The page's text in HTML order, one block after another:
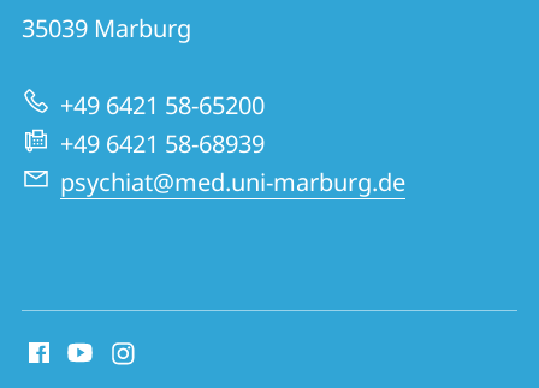
Informationen
zur
Website
für
Psychiatrie
und
Psychotherapie
35039 Marburg
+49 6421 58-65200
+49 6421 58-68939
psychiat@med.uni-marburg.de
Media